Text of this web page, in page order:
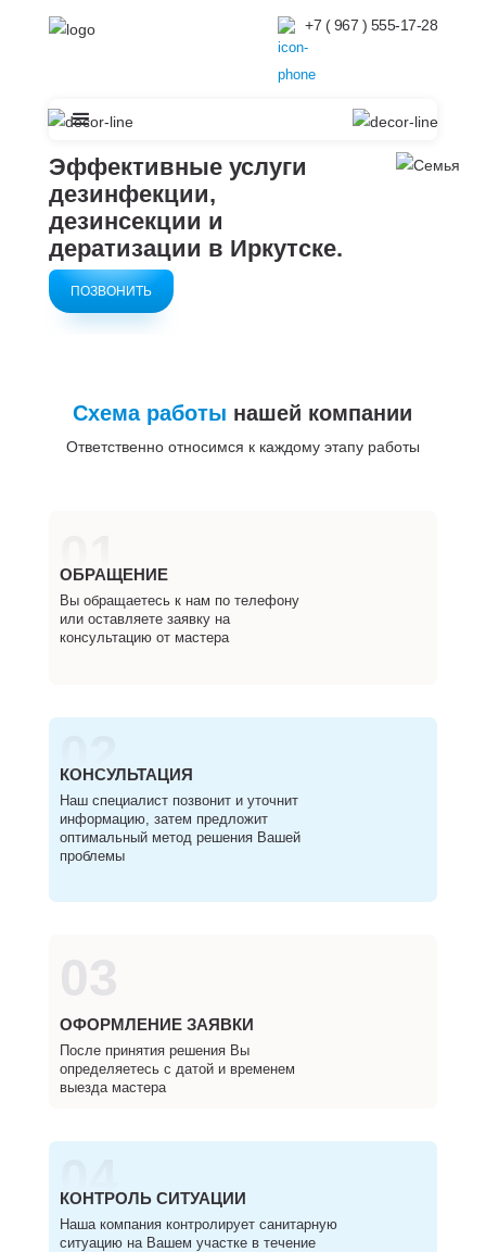
+7 ( 967 ) 555-17-28
Эффективные услуги
дезинфекции,
дезинсекции и
дератизации в Иркутске.
ПОЗВОНИТЬ
Схема работы нашей компании
Ответственно относимся к каждому этапу работы
01
ОБРАЩЕНИЕ
Вы обращаетесь к нам по телефону
или оставляете заявку на
консультацию от мастера
02
КОНСУЛЬТАЦИЯ
Наш специалист позвонит и уточнит
информацию, затем предложит
оптимальный метод решения Вашей
проблемы
ОФОРМЛЕНИЕ ЗАЯВКИ
После принятия решения Вы
определяетесь с датой и временем
выезда мастера
04
КОНТРОЛЬ СИТУАЦИИ
Наша компания контролирует санитарную
ситуацию на Вашем участке в течение